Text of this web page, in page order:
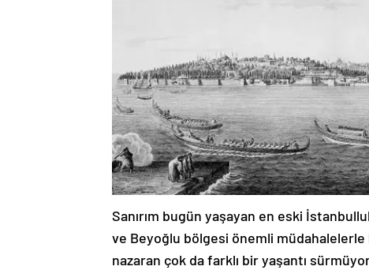
Sanırım bugün yaşayan en eski
ve Beyoğlu bölgesi önemli müdahalelerle
nazaran çok da farklı bir yaşantı